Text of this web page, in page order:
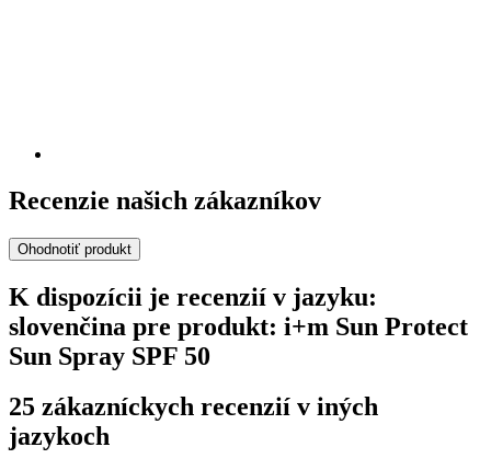
Recenzie našich zákazníkov
Ohodnotiť produkt
K dispozícii je recenzií v jazyku:
slovenčina pre produkt: i+m Sun Protect
Sun Spray SPF 50
25 zákazníckych recenzií v iných
jazykoch